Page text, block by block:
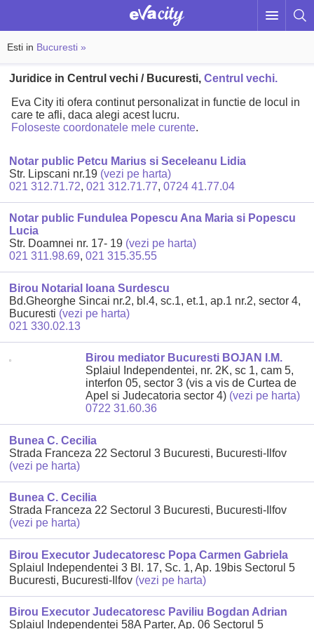
Esti in Bucuresti »
Juridice in Centrul vechi / Bucuresti,Centrul vechi.
Eva City iti ofera continut personalizat in functie de locul in
care te afli, daca alegi acest lucru.
Foloseste coordonatele mele curente.
Notar public Petcu Marius si Seceleanu Lidia
Str. Lipscani nr.19 (vezi pe harta)
021 312.71.72,021 312.71.77,0724 41.77.04
Notar public Fundulea Popescu Ana Maria si Popescu
Lucia
Str. Doamnei nr. 17- 19 (vezi pe harta)
021 311.98.69,021 315.35.55
Birou Notarial Ioana Surdescu
Bd.Gheorghe Sincai nr.2, bl.4, sc.1, et.1, ap.1 nr.2, sector 4,
Bucuresti (vezi pe harta)
021 330.02.13
Birou mediator Bucuresti BOJAN I.M.
Splaiul Independentei, nr. 2K, sc 1, cam 5,
interfon 05, sector 3 (vis a vis de Curtea de
Apel si Judecatoria sector 4) (vezi pe harta)
0722 31.60.36
Bunea C. Cecilia
Strada Franceza 22 Sectorul 3 Bucuresti, Bucuresti-Ilfov
(vezi pe harta)
Bunea C. Cecilia
Strada Franceza 22 Sectorul 3 Bucuresti, Bucuresti-Ilfov
(vezi pe harta)
Birou Executor Judecatoresc Popa Carmen Gabriela
Splaiul Independentei 3 Bl. 17, Sc. 1, Ap. 19bis Sectorul 5
Bucuresti, Bucuresti-Ilfov (vezi pe harta)
Birou Executor Judecatoresc Paviliu Bogdan Adrian
Splaiul Independentei 58A Parter, Ap. 06 Sectorul 5